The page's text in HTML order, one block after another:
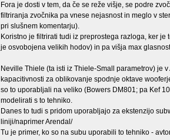
Fora je dosti v tem, da če se reže višje, se podre
filtriranja zvočnika pa vnese nejasnost in meglo v
pri slušnem komentarju).
Koristno je filtrirati tudi iz preprostega razloga, ker
je osvobojena velikih hodov) in pa višja max
Neville Thiele (ta isti iz Thiele-Small parametrov) je
kapacitivnosti za oblikovanje spodnje oktave
so to uporabljali na veliko (Bowers DM801; pa Kef
modelirati s to tehniko.
Danes to tudi s pridom uporabljajo za ekstenzijo
liniji/naprimer Arendal/
Tu je primer, ko so na subu uporabili to tehniko -